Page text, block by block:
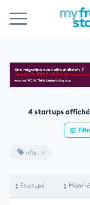
4 startups
nfts
Startups Marché